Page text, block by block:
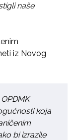
naše
iz Novog
koja
bi izrazile